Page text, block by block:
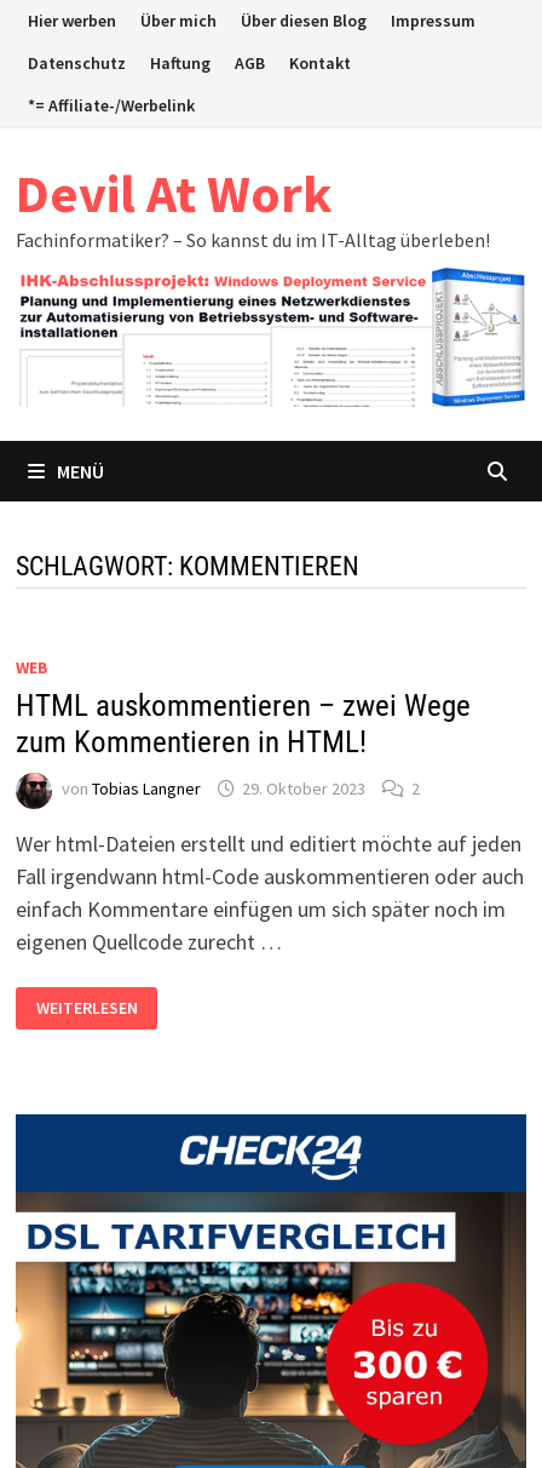
ZumHier werben Über mich Über diesen Blog
Impressum
Datenschutz
Haftung AGB
Kontakt
*= Affiliate-/Werbelink
Devil At Work
Fachinformatiker? – So kannst du im IT-Alltag überleben!
MENÜ
SCHLAGWORT: KOMMENTIEREN
WEB
HTML auskommentieren – zwei Wege
zum Kommentieren in HTML!
von Tobias Langner 29. Oktober 2023 2
Wer html-Dateien erstellt und editiert möchte auf jeden
Fall irgendwann html-Code auskommentieren oder auch
einfach Kommentare einfügen um sich später noch im
eigenen Quellcode zurecht …
HTML
AUSKOMMENTIEREN
–
IN
WEITERLESEN